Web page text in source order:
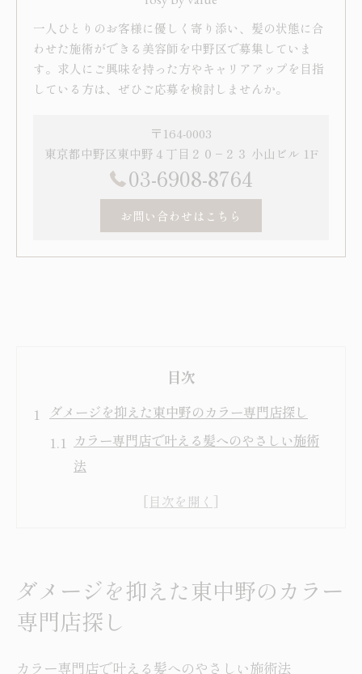
一人ひとりのお客様に優しく寄り添い、髪の状態に合
わせた施術ができる美容師を中野区で募集していま
す。求人にご興味を持った方やキャリアアップを目指
している方は、ぜひご応募を検討しませんか。
〒164-0003
東京都中野区東中野４丁目２０−２３ 小山ビル 1F
03-6908-8764
お問い合わせはこちら
目次
ダメージを抑えた東中野のカラー専門店探し
カラー専門店で叶える髪へのやさしい施術
法
口コミで話題の東中野ヘアカラー専門店比
髪質改善が得意なカラー専門店の探し方
落合エリアも視野に入れたカラー専門店選
ダメージを抑えた東中野のカラー
専門店探し
カラー専門店で叶える髪へのやさしい施術法